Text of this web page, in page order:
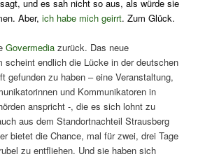
und es sah nicht so aus, als würde sie
Aber,ich habe mich geirrt. Zum Glück.
Govermedia zurück. Das neue
scheint endlich die Lücke in der deutschen
gefunden zu haben – eine Veranstaltung,
und Kommunikatoren in
anspricht -, die es sich lohnt zu
aus dem Standortnachteil Strausberg
bietet die Chance, mal für zwei, drei Tage
zu entfliehen. Und sie haben sich